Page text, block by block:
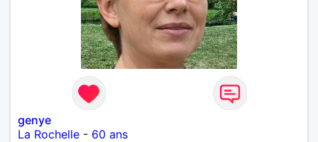
genye
La Rochelle - 60 ans